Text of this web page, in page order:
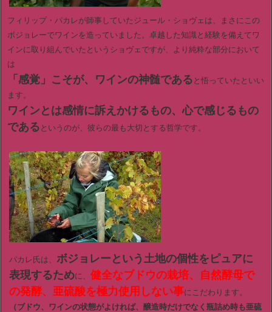
フィリップ・パカレが師事していたジュール・ショヴェは、まさにこの
ボジョレーでワインを造っていました。卓越した知識と経験を備えてワ
インに取り組んでいたというショヴェですが、より純粋な部分において
は
「感覚」こそが、ワインの神髄である と悟っていたといい
ます。
ワインとは感情に訴えかけるもの、心で感じるもの
である というのが、彼らの最も大切とする哲学です。
パカレ氏は、 ボジョレーという土地の個性をピュアに
表現するために、 健全なブドウの栽培、自然酵母で
の発酵、亜硫酸を極力使用しない事にこだわります。
（ブドウ、ワインの状態がよければ、醸造時だけでなく瓶詰め時も亜硫